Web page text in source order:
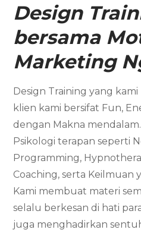
Design
bersama
Marketing
Design Training yang
klien kami bersifat Fun,
dengan Makna
Psikologi terapan seperti
Programming,
Coaching, serta Keilmuan
Kami membuat materi
selalu berkesan di hati
juga menghadirkan